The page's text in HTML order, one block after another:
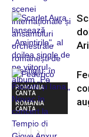
ROMANIA
CANTA
ROMANIA
CANTA